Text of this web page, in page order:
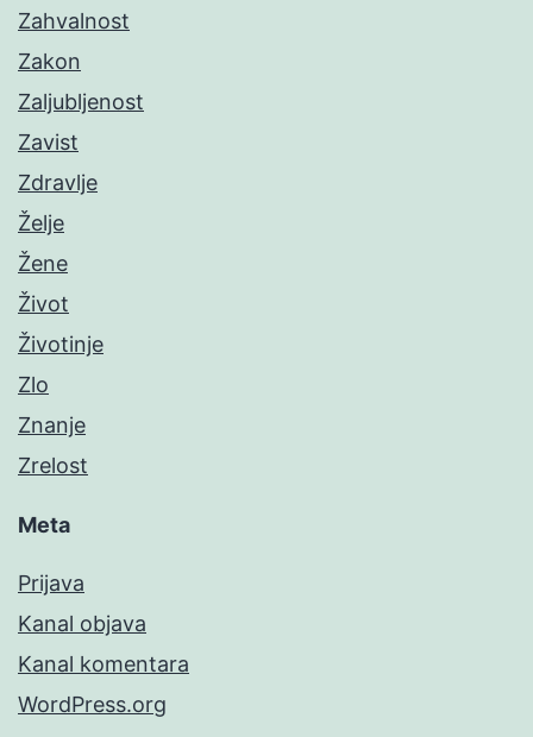
Zahvalnost
Zakon
Zaljubljenost
Zavist
Zdravlje
Želje
Žene
Život
Životinje
Zlo
Znanje
Zrelost
Meta
Prijava
Kanal objava
Kanal komentara
WordPress.org